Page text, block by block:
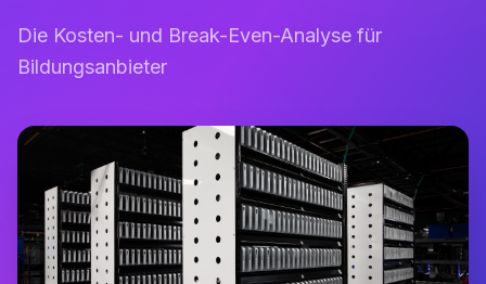
Die Kosten- und Break-Even-Analyse für
Bildungsanbieter